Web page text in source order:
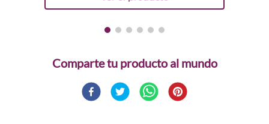
Comparte